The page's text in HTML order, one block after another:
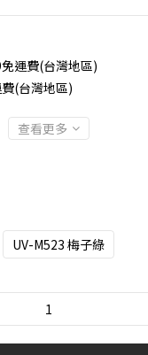
運費(台灣地區)
(台灣地區)
查看更多
UV-M523 梅子綠